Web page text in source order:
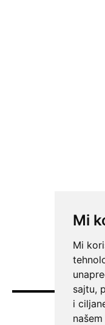
Mi
Mi
sajtu,
i